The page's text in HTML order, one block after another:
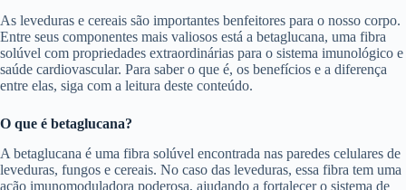
As leveduras e cereais são importantes benfeitores para o nosso corpo.
Entre seus componentes mais valiosos está a betaglucana, uma fibra
solúvel com propriedades extraordinárias para o sistema imunológico e
saúde cardiovascular. Para saber o que é, os benefícios e a diferença
entre elas, siga com a leitura deste conteúdo.
O que é betaglucana?
A betaglucana é uma fibra solúvel encontrada nas paredes celulares de
leveduras, fungos e cereais. No caso das leveduras, essa fibra tem uma
ação imunomoduladora poderosa, ajudando a fortalecer o sistema de